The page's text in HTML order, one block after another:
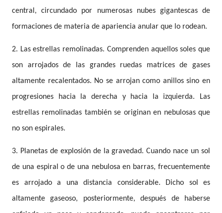
central, circundado por numerosas nubes gigantescas de
formaciones de materia de apariencia anular que lo rodean.
2. Las estrellas remolinadas. Comprenden aquellos soles que
son arrojados de las grandes ruedas matrices de gases
altamente recalentados. No se arrojan como anillos sino en
progresiones hacia la derecha y hacia la izquierda. Las
estrellas remolinadas también se originan en nebulosas que
no son espirales.
3. Planetas de explosión de la gravedad. Cuando nace un sol
de una espiral o de una nebulosa en barras, frecuentemente
es arrojado a una distancia considerable. Dicho sol es
altamente gaseoso, posteriormente, después de haberse